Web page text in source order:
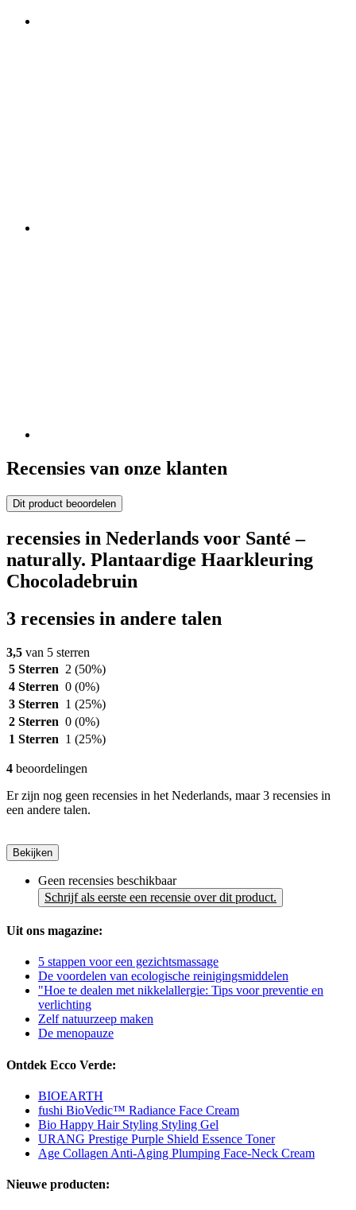
Recensies van onze klanten
Dit product beoordelen
recensies in Nederlands voor Santé –
naturally. Plantaardige Haarkleuring
Chocoladebruin
3 recensies in andere talen
3,5 van 5 sterren
5 Sterren 2 (50%)
4 Sterren 0 (0%)
3 Sterren 1 (25%)
2 Sterren 0 (0%)
1 Sterren 1 (25%)
4 beoordelingen
Er zijn nog geen recensies in het Nederlands, maar 3 recensies in
een andere talen.
Bekijken
Geen recensies beschikbaar
Schrijf als eerste een recensie over dit product.
Uit ons magazine:
5 stappen voor een gezichtsmassage
De voordelen van ecologische reinigingsmiddelen
"Hoe te dealen met nikkelallergie: Tips voor preventie en
verlichting
Zelf natuurzeep maken
De menopauze
Ontdek Ecco Verde:
BIOEARTH
fushi BioVedic™ Radiance Face Cream
Bio Happy Hair Styling Styling Gel
URANG Prestige Purple Shield Essence Toner
Age Collagen Anti-Aging Plumping Face-Neck Cream
Nieuwe producten: